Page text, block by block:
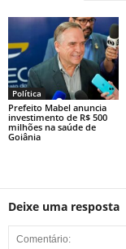
Política
Prefeito Mabel anuncia
investimento de R$ 500
milhões na saúde de
Goiânia
Deixe uma resposta